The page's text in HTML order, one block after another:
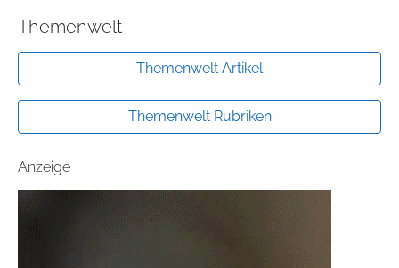
Themenwelt
Themenwelt Artikel
Themenwelt Rubriken
Anzeige